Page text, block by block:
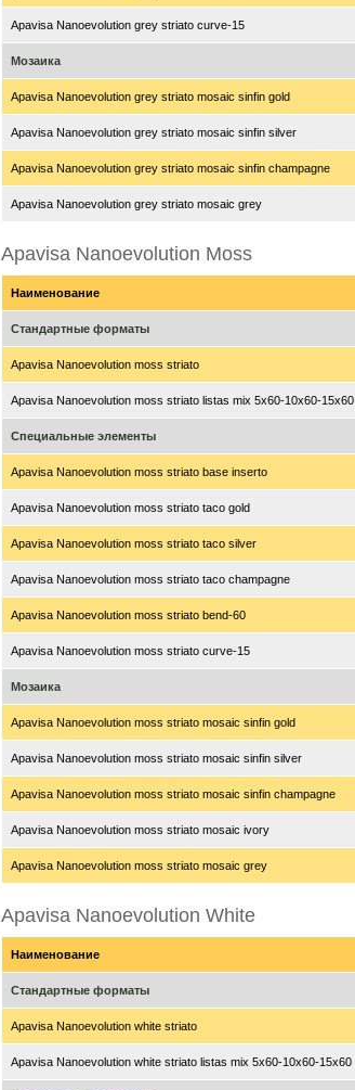
Apavisa Nanoevolution grey striato curve-15
Мозаика
Apavisa Nanoevolution grey striato mosaic sinfin gold
Apavisa Nanoevolution grey striato mosaic sinfin silver
Apavisa Nanoevolution grey striato mosaic sinfin champagne
Apavisa Nanoevolution grey striato mosaic grey
Apavisa Nanoevolution Moss
Наименование
Стандартные форматы
Apavisa Nanoevolution moss striato
Apavisa Nanoevolution moss striato listas mix 5x60-10x60-15x60
Специальные элементы
Apavisa Nanoevolution moss striato base inserto
Apavisa Nanoevolution moss striato taco gold
Apavisa Nanoevolution moss striato taco silver
Apavisa Nanoevolution moss striato taco champagne
Apavisa Nanoevolution moss striato bend-60
Apavisa Nanoevolution moss striato curve-15
Мозаика
Apavisa Nanoevolution moss striato mosaic sinfin gold
Apavisa Nanoevolution moss striato mosaic sinfin silver
Apavisa Nanoevolution moss striato mosaic sinfin champagne
Apavisa Nanoevolution moss striato mosaic ivory
Apavisa Nanoevolution moss striato mosaic grey
Apavisa Nanoevolution White
Наименование
Стандартные форматы
Apavisa Nanoevolution white striato
Apavisa Nanoevolution white striato listas mix 5x60-10x60-15x60